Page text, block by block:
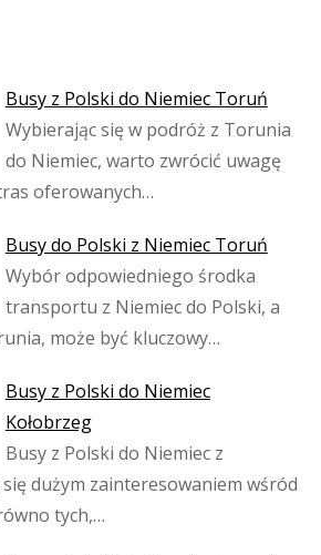
Busy z Polski do Niemiec Toruń
Wybierając się w podróż z Torunia
do Niemiec, warto zwrócić uwagę
oferowanych…
Busy do Polski z Niemiec Toruń
Wybór odpowiedniego środka
transportu z Niemiec do Polski, a
może być kluczowy…
Busy z Polski do Niemiec
Kołobrzeg
Busy z Polski do Niemiec z
się dużym zainteresowaniem wśród
tych,…